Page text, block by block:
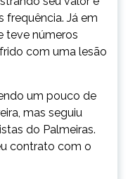
frequência. Já em
teve números
com uma lesão
um pouco de
mas seguiu
do Palmeiras.
contrato com o